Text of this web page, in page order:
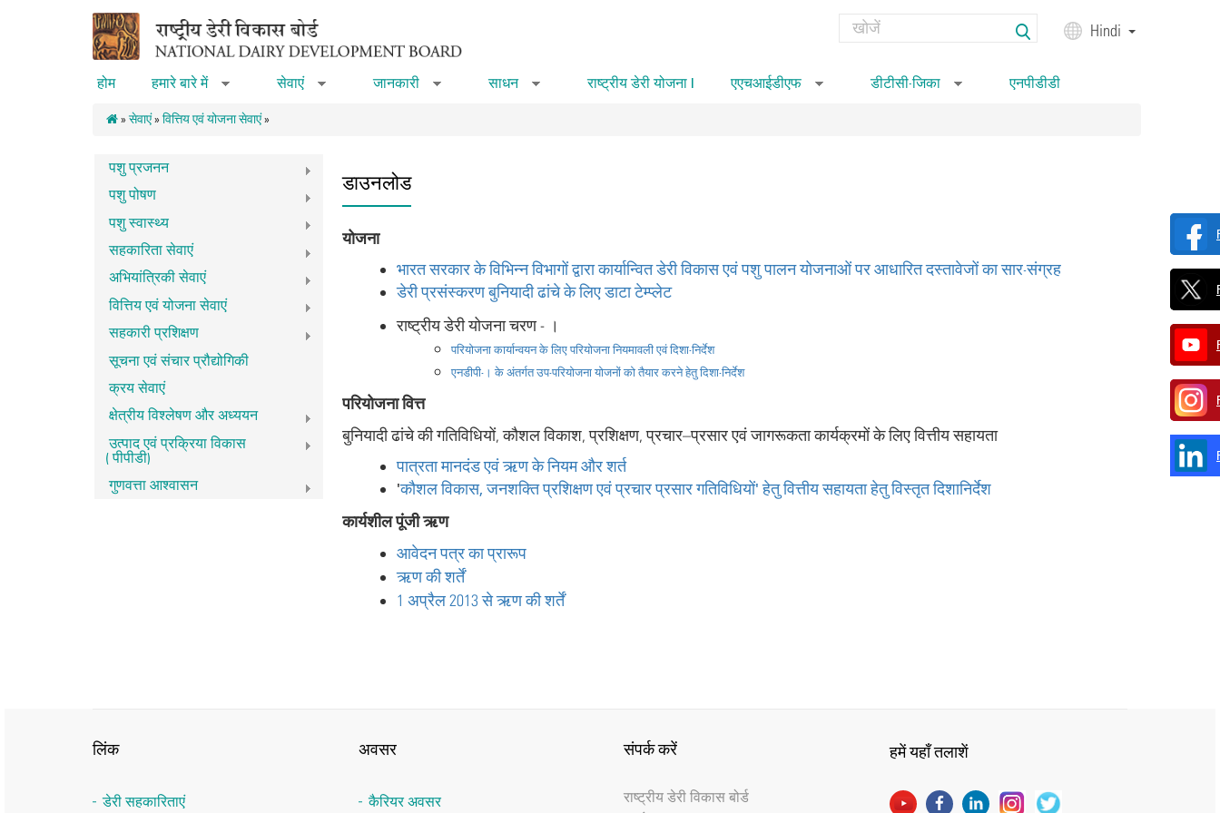
Search Hindi
होम हमारे बारे में सेवाएं जानकारी साधन राष्ट्रीय डेरी योजना I एएचआईडीएफ डीटीसी-जिका एनपीडीडी
» सेवाएं» वित्तिय एवं योजना सेवाएं»
पशु प्रजनन
पशु पोषण
पशु स्वास्थ्य
सहकारिता सेवाएं
अभियांत्रिकी सेवाएं
वित्तिय एवं योजना सेवाएं
सहकारी प्रशिक्षण
सूचना एवं संचार प्रौद्योगिकी
क्रय सेवाएं
क्षेत्रीय विश्लेषण और अध्ययन
उत्पाद एवं प्रक्रिया विकास
(पीपीडी)
गुणवत्ता आश्वासन
डाउनलोड
योजना
भारत सरकार के विभिन्‍न विभागों द्वारा कार्यान्वित डेरी विकास एवं पशु पालन योजनाओं पर आधारित दस्‍तावेजों का सार-संग्रह
डेरी प्रसंस्करण बुनियादी ढांचे के लिए डाटा टेम्प्लेट
राष्‍ट्रीय डेरी योजना चरण - ।
परियोजना कार्यान्‍वयन के लिए परियोजना नियमावली एवं दिशा-निर्देश
एनडीपी-। के अंतर्गत उप-परियोजना योजनों को तैयार करने हेतु दिशा-निर्देश
परियोजना वित्त
बुनियादी ढांचे की गतिविधियों, कौशल विकाश, प्रशिक्षण, प्रचार–प्रसार एवं जागरूकता कार्यक्रमों के लिए वित्तीय सहायता
पात्रता मानदंड एवं ऋण के नियम और शर्त
'कौशल विकास, जनशक्ति प्रशिक्षण एवं प्रचार प्रसार गतिविधियों' हेतु वित्तीय सहायता हेतु विस्तृत दिशानिर्देश
कार्यशील पूंजी ऋण
आवेदन पत्र का प्रारूप
ऋण की शर्तें
1 अप्रैल 2013 से ऋण की शर्तें
लिंक
डेरी सहकारिताएं
अवसर
कैरियर अवसर
संपर्क करें
राष्‍ट्रीय डेरी विकास बोर्ड
हमें यहाँ तलाशें